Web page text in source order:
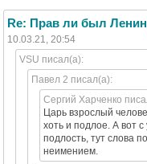
Re: Прав ли был
10.03.21, 20:54
VSU писал(а):
Павел 2 писал(а):
Сергий Харченко
Царь взрослый
хоть и подлое. А вот
подлость, тут слова
неимением.